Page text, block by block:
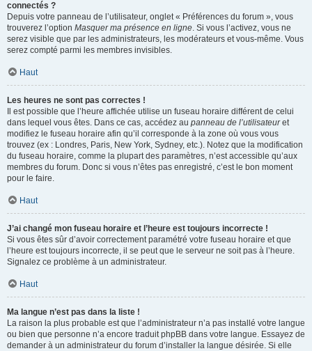
connectés ?
Depuis votre panneau de l’utilisateur, onglet « Préférences du forum », vous
trouverez l’option Masquer ma présence en ligne. Si vous l’activez, vous ne
serez visible que par les administrateurs, les modérateurs et vous-même. Vous
serez compté parmi les membres invisibles.
Haut
Les heures ne sont pas correctes !
Il est possible que l’heure affichée utilise un fuseau horaire différent de celui
dans lequel vous êtes. Dans ce cas, accédez au panneau de l’utilisateuret
modifiez le fuseau horaire afin qu’il corresponde à la zone où vous vous
trouvez (ex : Londres, Paris, New York, Sydney, etc.). Notez que la modification
du fuseau horaire, comme la plupart des paramètres, n’est accessible qu’aux
membres du forum. Donc si vous n’êtes pas enregistré, c’est le bon moment
pour le faire.
Haut
J’ai changé mon fuseau horaire et l’heure est toujours incorrecte !
Si vous êtes sûr d’avoir correctement paramétré votre fuseau horaire et que
l’heure est toujours incorrecte, il se peut que le serveur ne soit pas à l’heure.
Signalez ce problème à un administrateur.
Haut
Ma langue n’est pas dans la liste !
La raison la plus probable est que l’administrateur n’a pas installé votre langue
ou bien que personne n’a encore traduit phpBB dans votre langue. Essayez de
demander à un administrateur du forum d’installer la langue désirée. Si elle